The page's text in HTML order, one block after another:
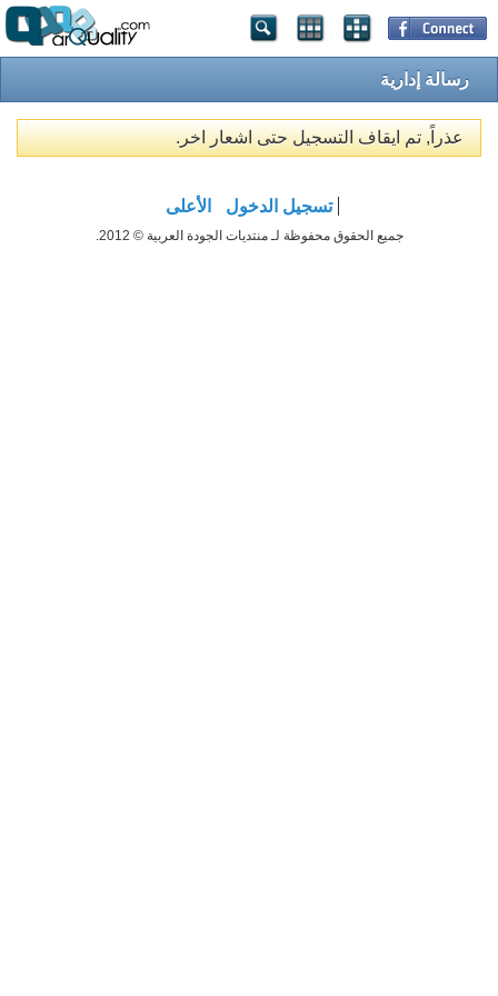
رسالة إدارية
عذراً, تم ايقاف التسجيل حتى اشعار اخر.
تسجيل الدخول الأعلى
جميع الحقوق محفوظة لـ منتديات الجودة العربية © 2012.